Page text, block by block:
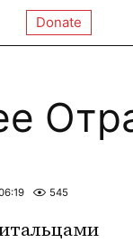
Donate
545